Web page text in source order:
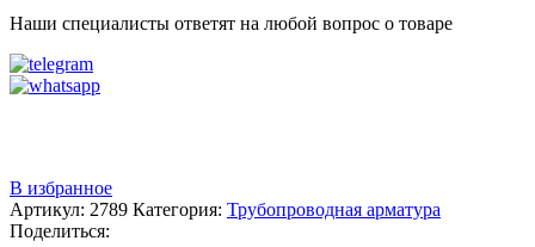
Наши специалисты ответят на любой вопрос о товаре
В избранное
Артикул: 2789 Категория: Трубопроводная арматура
Поделиться: